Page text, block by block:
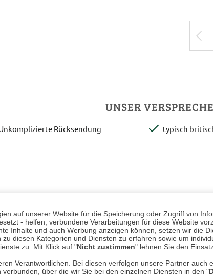
auf unserer Website für die Speicherung oder Zugriff von
- helfen, verbundene Verarbeitungen für diese Website
Inhalte und auch Werbung anzeigen können, setzen wir die
zu diesen Kategorien und Diensten zu erfahren sowie um
zu. Mit Klick auf "Nicht zustimmen" lehnen Sie den
Verantwortlichen. Bei diesen verfolgen unsere Partner
über die wir Sie bei den einzelnen Diensten in den "
UNSER
Rücksendung typisch